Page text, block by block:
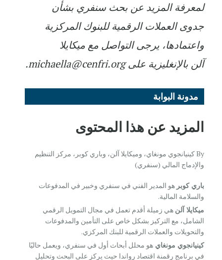
لمعرفة المزيد عن بحث سنفري بشأن
جدوى العملات الرقمية للبنوك المركزية
واعتمادها، يرجى التواصل مع ميكايلا
آلن بالإنغليزية على michaella@cenfri.org.
مدونة البوابة
المزيد عن هذا المحتوى
By كينيانجوي مونغاي، وميكايلا آلن، وباري كوبر، مركز التنظيم
والإدماج المالي (سنفري)
باري كوبرهو المدير الفني في سنفري وخبير في المدفوعات
والسلامة المالية.
ميكايلا آلنهي زميلة أقدم تعمل في مجال التمويل الرقمي
الشامل، مع التركيز بشكل خاص على التأمين والمدفوعات
والتحويلات والعملات الرقمية للبنك المركزي.
كينيانجوي مونغايهو محلل أبحاث أول في سنفري، ويعمل حاليًا
في برنامج رقمنة اقتصاد رواندا حيث يركز على البحث وتحليل